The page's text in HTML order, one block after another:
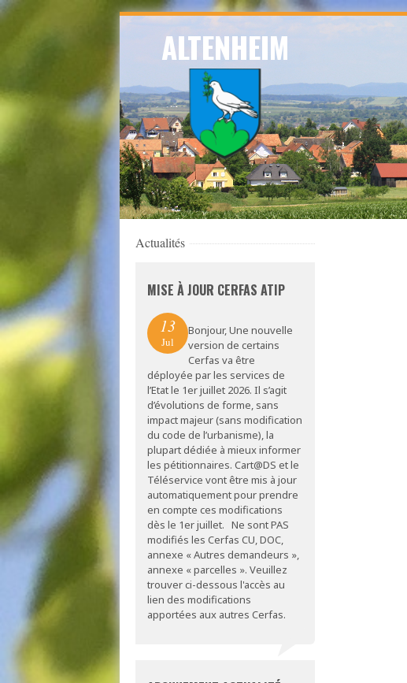
Skip
navigation
Skip
to
content
ALTENHEIM
Actualités
MISE À JOUR CERFAS ATIP
13
Jul
Bonjour, Une nouvelle
version de certains
Cerfas va être
déployée par les services de
l’Etat le 1er juillet 2026. Il s’agit
d’évolutions de forme, sans
impact majeur (sans modification
du code de l’urbanisme), la
plupart dédiée à mieux informer
les pétitionnaires. Cart@DS et le
Téléservice vont être mis à jour
automatiquement pour prendre
en compte ces modifications
dès le 1er juillet. Ne sont PAS
modifiés les Cerfas CU, DOC,
annexe « Autres demandeurs »,
annexe « parcelles ». Veuillez
trouver ci-dessous l'accès au
lien des modifications
apportées aux autres Cerfas.